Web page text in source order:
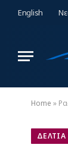
English
Home »